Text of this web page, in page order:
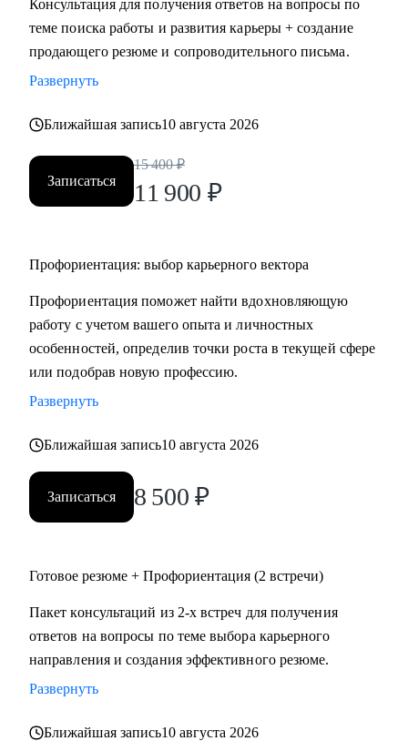
Кому могу помочь:
направлений:
• продажи, сопровождение продаж
• административный персонал
• организация мероприятий
• закупки, тендеры
• логистика, ВЭД
• маркетинг, PR
• образование
• бухгалтерия
• аналитика
• склад
• HR
Консультация для получения ответов на вопросы по
теме поиска работы и развития карьеры + создание
продающего резюме и сопроводительного письма.
Развернуть
Ближайшая запись10 августа 2026
Записаться
15 400 ₽
11 900 ₽
Профориентация: выбор карьерного вектора
Профориентация поможет найти вдохновляющую
работу с учетом вашего опыта и личностных
особенностей, определив точки роста в текущей сфере
или подобрав новую профессию.
Развернуть
Ближайшая запись10 августа 2026
Записаться 8 500 ₽
Готовое резюме + Профориентация (2 встречи)
Пакет консультаций из 2-х встреч для получения
ответов на вопросы по теме выбора карьерного
направления и создания эффективного резюме.
Развернуть
Ближайшая запись10 августа 2026